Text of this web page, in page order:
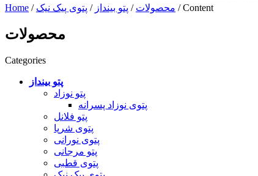
Home / محصولات / پتو بینداز / پتوی پیک نیک / Content
محصولات
Categories
پتو بینداز
پتو نوزاد
پتوی نوزاد پسرانه
پتو فلانل
پتوی شرپا
پتوی نورانی
پتو مرجانی
پتوی قطبی